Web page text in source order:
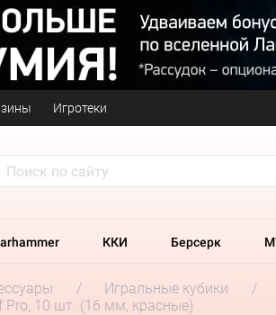
Игротеки
ККИ Берсерк
Игральные кубики
Pro, 10 шт. (16 мм, красные)